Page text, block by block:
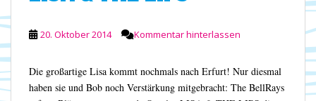
20. Oktober 2014 Kommentar hinterlassen
Die großartige Lisa kommt nochmals nach Erfurt! Nur diesmal
haben sie und Bob noch Verstärkung mitgebracht: The BellRays